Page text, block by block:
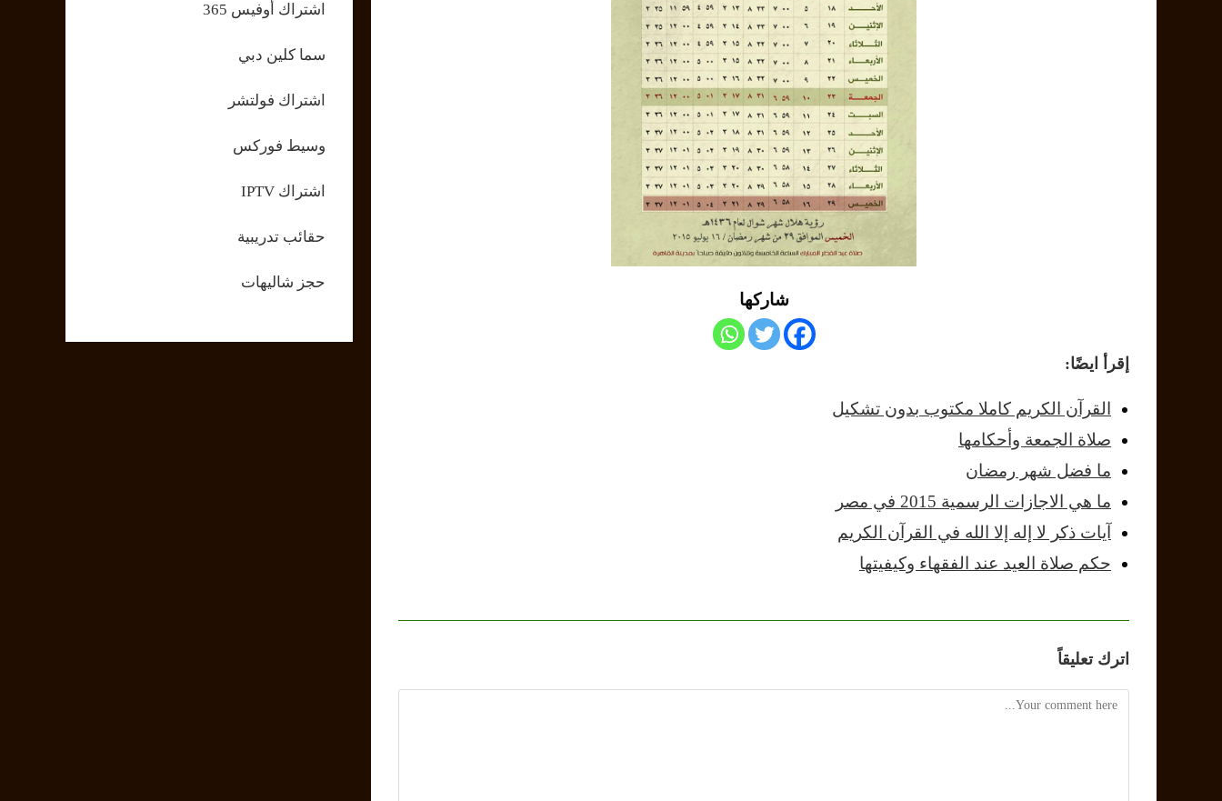
شاركها
إقرأ ايضًا:
القرآن الكريم كاملا مكتوب بدون تشكيل
صلاة الجمعة وأحكامها
ما فضل شهر رمضان
ما هي الاجازات الرسمية 2015 في مصر
آيات ذكر لا إله إلا الله في القرآن الكريم
حكم صلاة العيد عند الفقهاء وكيفيتها
اترك تعليقاً
Comment
اشتراك أوفيس 365
سما كلين دبي
اشتراك فولتشر
وسيط فوركس
اشتراك IPTV
حقائب تدريبية
حجز شاليهات